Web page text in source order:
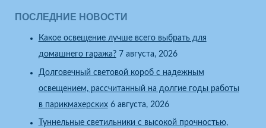
ПОСЛЕДНИЕ НОВОСТИ
Какое освещение лучше всего выбрать для
домашнего гаража? 7 августа, 2026
Долговечный световой короб с надежным
освещением, рассчитанный на долгие годы работы
в парикмахерских 6 августа, 2026
Туннельные светильники с высокой прочностью,